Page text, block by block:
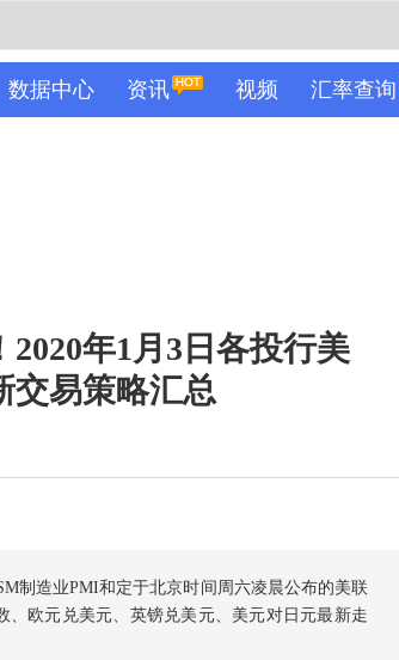
数据中心 资讯 视频 汇率查询
年1月3日各投行美
交易策略汇总
制造业PMI和定于北京时间周六凌晨公布的美联
欧元兑美元、英镑兑美元、美元对日元最新走